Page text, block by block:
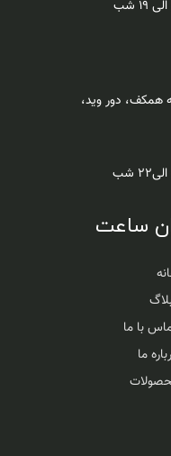
همکف، دور وید،
ساعت
با ما
ما